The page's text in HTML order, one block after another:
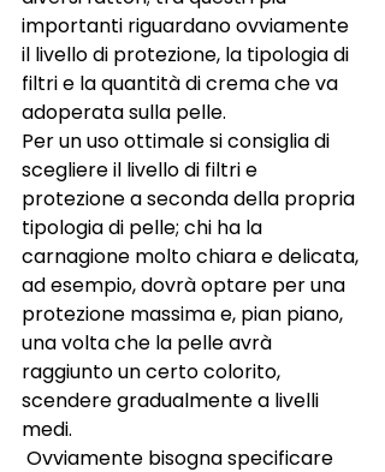
importanti riguardano ovviamente
il livello di protezione, la tipologia di
filtri e la quantità di crema che va
adoperata sulla pelle.
Per un uso ottimale si consiglia di
scegliere il livello di filtri e
protezione a seconda della propria
tipologia di pelle; chi ha la
carnagione molto chiara e delicata,
ad esempio, dovrà optare per una
protezione massima e, pian piano,
una volta che la pelle avrà
raggiunto un certo colorito,
scendere gradualmente a livelli
medi.